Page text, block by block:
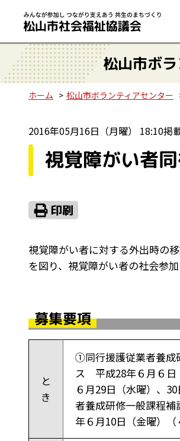
松山市ボ
ホーム 松山市ボランティアセンター
2016年05月16日（月曜） 18:10掲
視覚障がい者
視覚障がい者に対する外出時の
を図り、視覚障がい者の社会参
募集要項
と
き
①同行援護従業者養成
ス 平成28年６月６日
６月29日（水曜）、
者養成研修一般課程
年６月10日（金曜）（